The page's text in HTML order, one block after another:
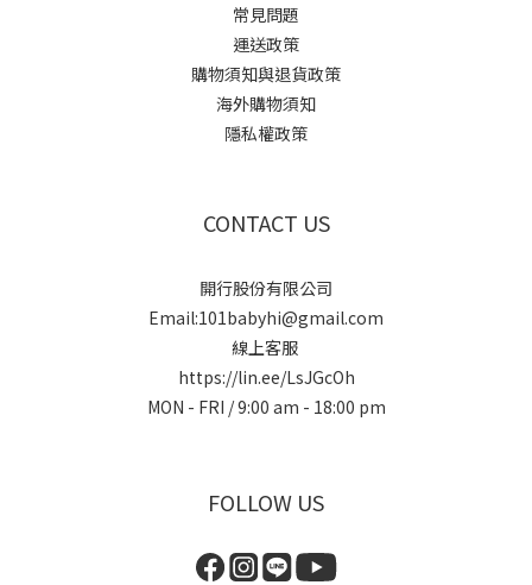
常見問題
運送政策
購物須知與退貨政策
海外購物須知
隱私權政策
CONTACT US
開行股份有限公司
Email:101babyhi@gmail.com
線上客服
https://lin.ee/LsJGcOh
MON - FRI / 9:00 am - 18:00 pm
FOLLOW US